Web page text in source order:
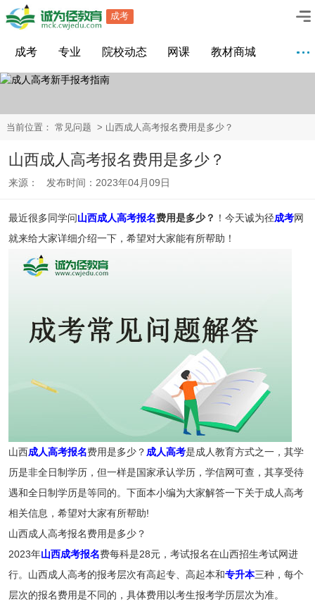
成考
成考 专业 院校动态 网课 教材商城
当前位置： 常见问题 > 山西成人高考报名费用是多少？
山西成人高考报名费用是多少？
来源： 发布时间：2023年04月09日
最近很多同学问山西成人高考报名费用是多少？ ！今天诚为径成考网
就来给大家详细介绍一下，希望对大家能有所帮助！
山西成人高考报名费用是多少？ 成人高考是成人教育方式之一，其学
历是非全日制学历，但一样是国家承认学历，学信网可查，其享受待
遇和全日制学历是等同的。下面本小编为大家解答一下关于成人高考
相关信息，希望对大家有所帮助!
山西成人高考报名费用是多少？
2023年山西成考报名费每科是28元，考试报名在山西招生考试网进
行。山西成人高考的报考层次有高起专、高起本和专升本三种，每个
层次的报名费用是不同的，具体费用以考生报考学历层次为准。